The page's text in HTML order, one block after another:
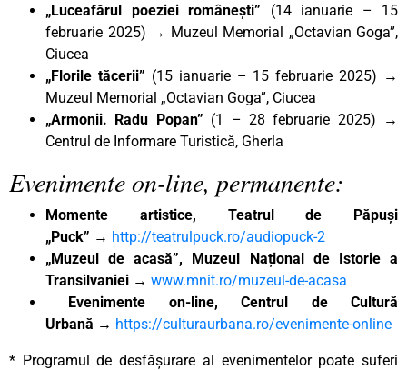
„Luceafărul poeziei românești” (14 ianuarie – 15
februarie 2025) → Muzeul Memorial „Octavian Goga”,
Ciucea
„Florile tăcerii” (15 ianuarie – 15 februarie 2025) →
Muzeul Memorial „Octavian Goga”, Ciucea
„Armonii. Radu Popan” (1 – 28 februarie 2025) →
Centrul de Informare Turistică, Gherla
Evenimente on-line, permanente:
Momente artistice, Teatrul de Păpuși
„Puck” → http://teatrulpuck.ro/audiopuck-2
„Muzeul de acasă”, Muzeul Național de Istorie a
Transilvaniei → www.mnit.ro/muzeul-de-acasa
Evenimente on-line, Centrul de Cultură
Urbană → https://culturaurbana.ro/evenimente-online
* Programul de desfășurare al evenimentelor poate suferi